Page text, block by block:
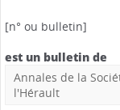
[n° ou bulletin]
est un bulletin de
Annales de la
l'Hérault